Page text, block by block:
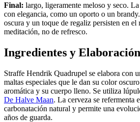
Final: largo, ligeramente meloso y seco.
con elegancia, como un oporto o un
oscura y un toque de regaliz persisten en
meditación, no de refresco.
Ingredientes y Elaboración
Straffe Hendrik Quadrupel se elabora con
maltas especiales que le dan su color
aromática y su cuerpo lleno. Se utiliza
De Halve Maan. La cerveza se refermenta
carbonatación natural y permite una
años de guarda.